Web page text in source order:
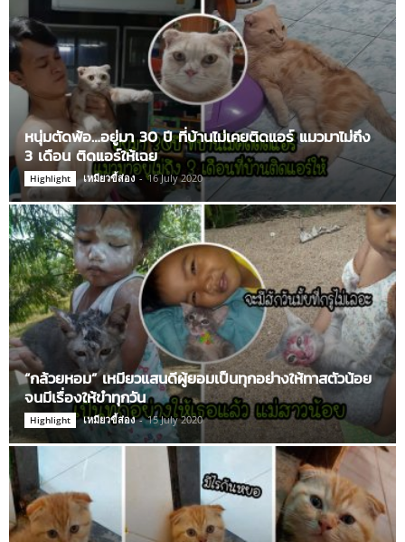
หนุ่มตัดพ้อ…อยู่มา 30 ปี ที่บ้านไม่เคยติดแอร์ แมวมาไม่ถึง
3 เดือน ติดแอร์ให้เฉย
Highlight เหมียวขี้ส่อง - 16 July 2020
“กล้วยหอม” เหมียวแสนดีผู้ยอมเป็นทุกอย่างให้ทาสตัวน้อย
จนมีเรื่องให้ขำทุกวัน
Highlight เหมียวขี้ส่อง - 15 July 2020